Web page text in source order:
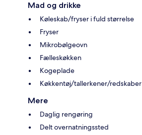
Mad og drikke
Køleskab/fryser i fuld størrelse
Fryser
Mikrobølgeovn
Fælleskøkken
Kogeplade
Køkkentøj/tallerkener/redskaber
Mere
Daglig rengøring
Delt overnatningssted